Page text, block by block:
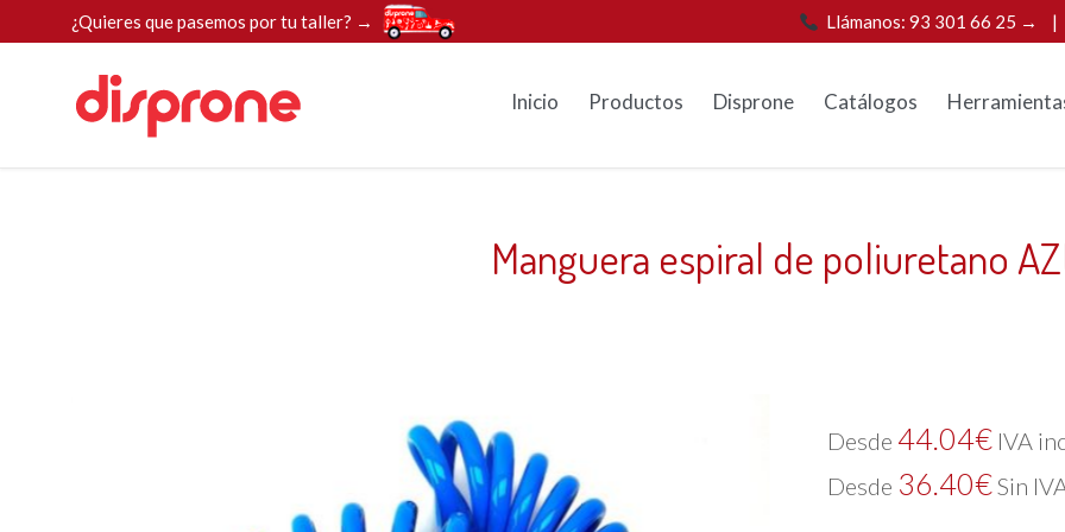
¿Quieres que pasemos por tu taller? → Llámanos: 93 301 66 25 → |
Inicio Productos Disprone Catálogos
Manguera espiral de poliuretano
Desde 44.04€ IVA
Desde 36.40€Sin